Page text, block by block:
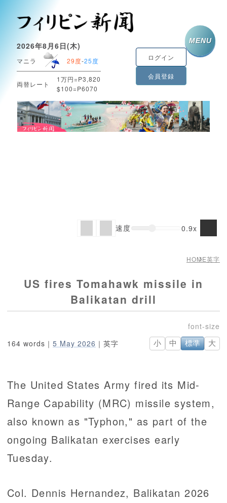
2026年8月6日(木)
マニラ 29度-25度
両替レート
1万円=P3,820
$100=P6070
ログイン
会員登録
MENU
HOME英字
US fires Tomahawk missile in
Balikatan drill
164 words｜ 5 May 2026 ｜英字 小 中 標準 大
速度 0.9x
The United States Army fired its Mid-
Range Capability (MRC) missile system,
also known as "Typhon," as part of the
ongoing Balikatan exercises early
Tuesday.
Col. Dennis Hernandez, Balikatan 2026